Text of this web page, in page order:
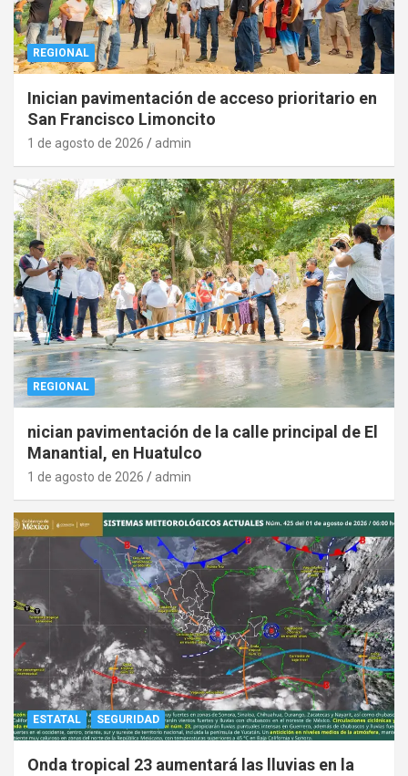
REGIONAL
Inician pavimentación de acceso prioritario en
San Francisco Limoncito
1 de agosto de 2026 admin
REGIONAL
nician pavimentación de la calle principal de El
Manantial, en Huatulco
1 de agosto de 2026 admin
ESTATAL SEGURIDAD
Onda tropical 23 aumentará las lluvias en la